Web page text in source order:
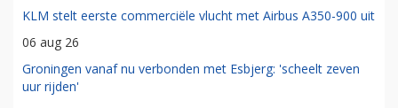
KLM stelt eerste commerciële vlucht met Airbus A350-900 uit
06 aug 26
Groningen vanaf nu verbonden met Esbjerg: 'scheelt zeven
uur rijden'